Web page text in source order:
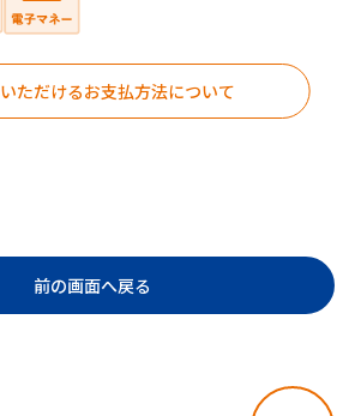
ただけるお支払方法について
前の画面へ戻る